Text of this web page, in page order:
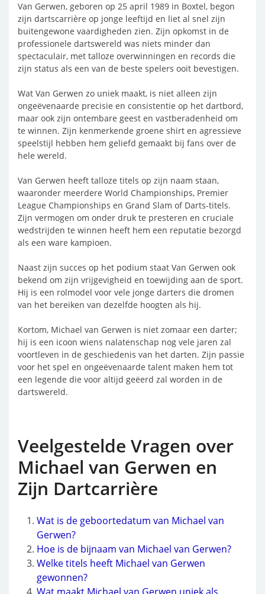
Van Gerwen, geboren op 25 april 1989 in Boxtel, begon
zijn dartscarrière op jonge leeftijd en liet al snel zijn
buitengewone vaardigheden zien. Zijn opkomst in de
professionele dartswereld was niets minder dan
spectaculair, met talloze overwinningen en records die
zijn status als een van de beste spelers ooit bevestigen.
Wat Van Gerwen zo uniek maakt, is niet alleen zijn
ongeëvenaarde precisie en consistentie op het dartbord,
maar ook zijn ontembare geest en vastberadenheid om
te winnen. Zijn kenmerkende groene shirt en agressieve
speelstijl hebben hem geliefd gemaakt bij fans over de
hele wereld.
Van Gerwen heeft talloze titels op zijn naam staan,
waaronder meerdere World Championships, Premier
League Championships en Grand Slam of Darts-titels.
Zijn vermogen om onder druk te presteren en cruciale
wedstrijden te winnen heeft hem een reputatie bezorgd
als een ware kampioen.
Naast zijn succes op het podium staat Van Gerwen ook
bekend om zijn vrijgevigheid en toewijding aan de sport.
Hij is een rolmodel voor vele jonge darters die dromen
van het bereiken van dezelfde hoogten als hij.
Kortom, Michael van Gerwen is niet zomaar een darter;
hij is een icoon wiens nalatenschap nog vele jaren zal
voortleven in de geschiedenis van het darten. Zijn passie
voor het spel en ongeëvenaarde talent maken hem tot
een legende die voor altijd geëerd zal worden in de
dartswereld.
Veelgestelde Vragen over
Michael van Gerwen en
Zijn Dartcarrière
Wat is de geboortedatum van Michael van
Gerwen?
Hoe is de bijnaam van Michael van Gerwen?
Welke titels heeft Michael van Gerwen
gewonnen?